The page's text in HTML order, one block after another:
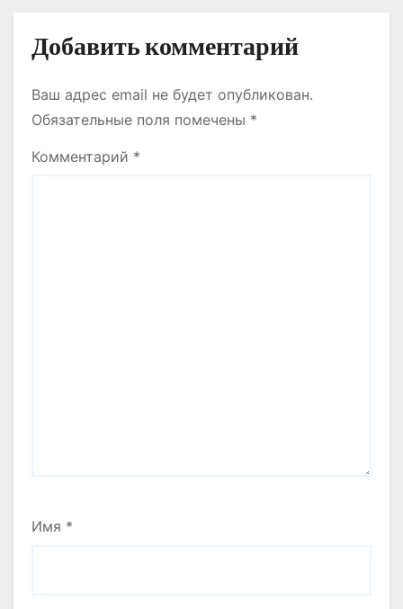
Добавить комментарий
Ваш адрес email не будет опубликован.
Обязательные поля помечены *
Комментарий *
Имя *